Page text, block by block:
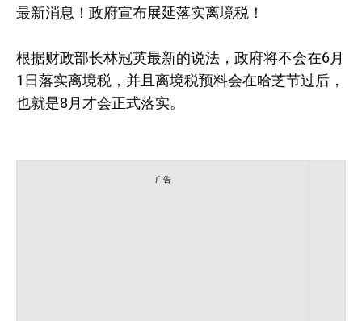
最新消息！政府宣布展延落实离境税！
根据财政部长林冠英最新的说法，政府将不会在6月
1日落实离境税，并且离境税预料会在哈芝节过后，
也就是8月才会正式落实。
广告